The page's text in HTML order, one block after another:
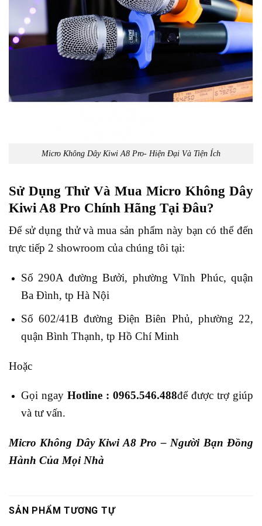
Micro Không Dây Kiwi A8 Pro- Hiện Đại Và Tiện Ích
Sử Dụng Thử Và Mua Micro Không Dây
Kiwi A8 Pro Chính Hãng Tại Đâu?
Để sử dụng thử và mua sản phẩm này bạn có thể đến
trực tiếp 2 showroom của chúng tôi tại:
Số 290A đường Bưởi, phường Vĩnh Phúc, quận
Ba Đình, tp Hà Nội
Số 602/41B đường Điện Biên Phủ, phường 22,
quận Bình Thạnh, tp Hồ Chí Minh
Hoặc
Gọi ngay Hotline : 0965.546.488để được trợ giúp
và tư vấn.
Micro Không Dây Kiwi A8 Pro – Người Bạn Đồng
Hành Của Mọi Nhà
SẢN PHẨM TƯƠNG TỰ